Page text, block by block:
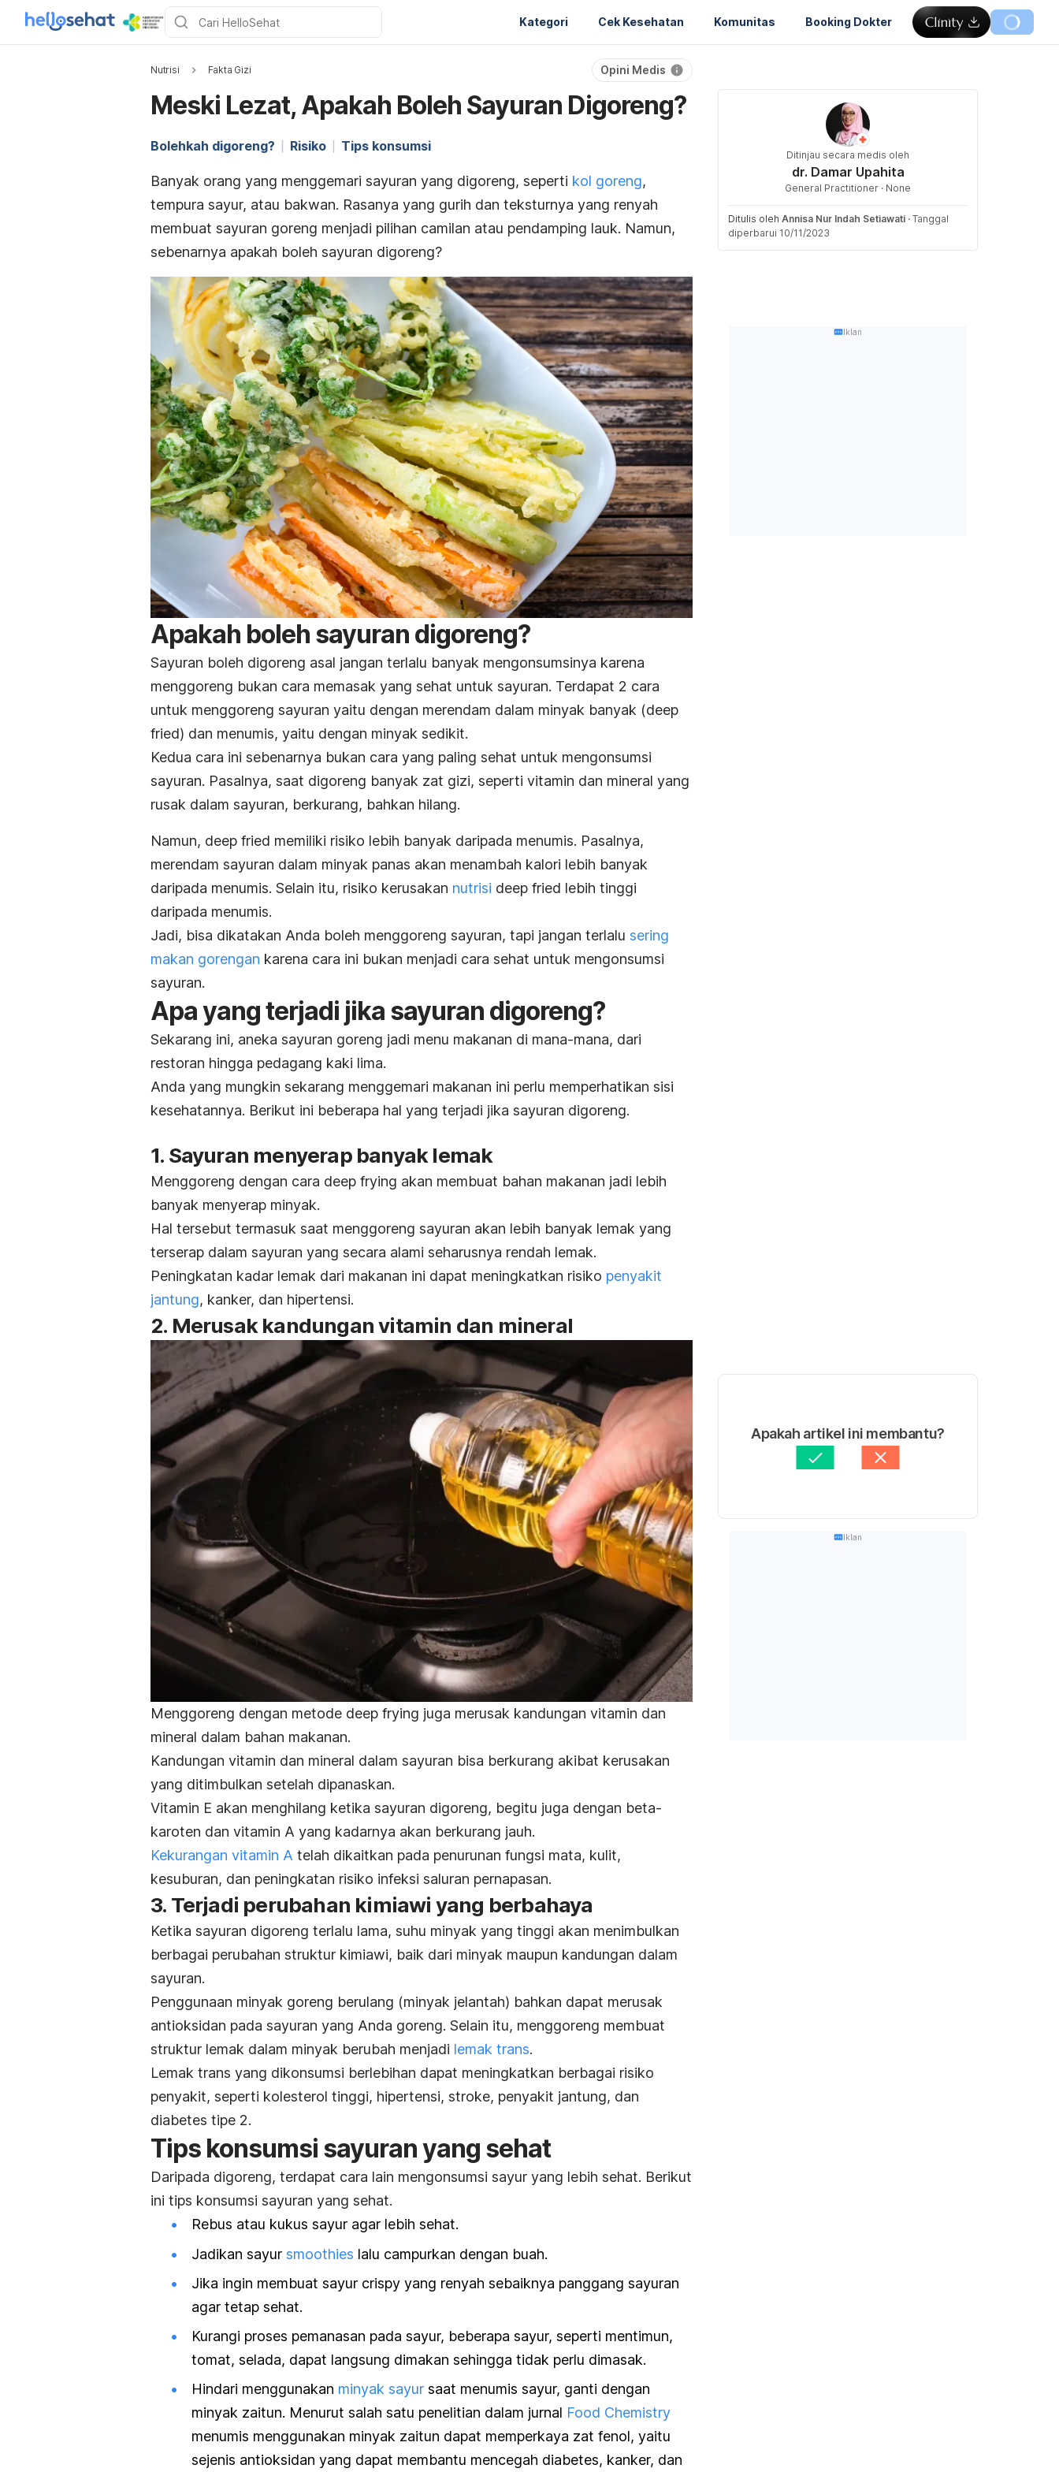
Kategori Cek Kesehatan Komunitas Booking Dokter
Nutrisi Fakta Gizi Opini Medis
Meski Lezat, Apakah Boleh Sayuran Digoreng?
Bolehkah digoreng? Risiko Tips konsumsi
Banyak orang yang menggemari sayuran yang digoreng, seperti kol goreng,
tempura sayur, atau bakwan. Rasanya yang gurih dan teksturnya yang renyah
membuat sayuran goreng menjadi pilihan camilan atau pendamping lauk. Namun,
sebenarnya apakah boleh sayuran digoreng?
Apakah boleh sayuran digoreng?
Sayuran boleh digoreng asal jangan terlalu banyak mengonsumsinya karena
menggoreng bukan cara memasak yang sehat untuk sayuran. Terdapat 2 cara
untuk menggoreng sayuran yaitu dengan merendam dalam minyak banyak (deep
fried) dan menumis, yaitu dengan minyak sedikit.
Kedua cara ini sebenarnya bukan cara yang paling sehat untuk mengonsumsi
sayuran. Pasalnya, saat digoreng banyak zat gizi, seperti vitamin dan mineral yang
rusak dalam sayuran, berkurang, bahkan hilang.
Namun, deep fried memiliki risiko lebih banyak daripada menumis. Pasalnya,
merendam sayuran dalam minyak panas akan menambah kalori lebih banyak
daripada menumis. Selain itu, risiko kerusakan nutrisi deep fried lebih tinggi
daripada menumis.
Jadi, bisa dikatakan Anda boleh menggoreng sayuran, tapi jangan terlalu sering
makan gorengan karena cara ini bukan menjadi cara sehat untuk mengonsumsi
sayuran.
Apa yang terjadi jika sayuran digoreng?
Sekarang ini, aneka sayuran goreng jadi menu makanan di mana-mana, dari
restoran hingga pedagang kaki lima.
Anda yang mungkin sekarang menggemari makanan ini perlu memperhatikan sisi
kesehatannya. Berikut ini beberapa hal yang terjadi jika sayuran digoreng.
1. Sayuran menyerap banyak lemak
Menggoreng dengan cara deep frying akan membuat bahan makanan jadi lebih
banyak menyerap minyak.
Hal tersebut termasuk saat menggoreng sayuran akan lebih banyak lemak yang
terserap dalam sayuran yang secara alami seharusnya rendah lemak.
Peningkatan kadar lemak dari makanan ini dapat meningkatkan risiko penyakit
jantung, kanker, dan hipertensi.
2. Merusak kandungan vitamin dan mineral
Menggoreng dengan metode deep frying juga merusak kandungan vitamin dan
mineral dalam bahan makanan.
Kandungan vitamin dan mineral dalam sayuran bisa berkurang akibat kerusakan
yang ditimbulkan setelah dipanaskan.
Vitamin E akan menghilang ketika sayuran digoreng, begitu juga dengan beta-
karoten dan vitamin A yang kadarnya akan berkurang jauh.
Kekurangan vitamin A telah dikaitkan pada penurunan fungsi mata, kulit,
kesuburan, dan peningkatan risiko infeksi saluran pernapasan.
3. Terjadi perubahan kimiawi yang berbahaya
Ketika sayuran digoreng terlalu lama, suhu minyak yang tinggi akan menimbulkan
berbagai perubahan struktur kimiawi, baik dari minyak maupun kandungan dalam
sayuran.
Penggunaan minyak goreng berulang (minyak jelantah) bahkan dapat merusak
antioksidan pada sayuran yang Anda goreng. Selain itu, menggoreng membuat
struktur lemak dalam minyak berubah menjadi lemak trans.
Lemak trans yang dikonsumsi berlebihan dapat meningkatkan berbagai risiko
penyakit, seperti kolesterol tinggi, hipertensi, stroke, penyakit jantung, dan
diabetes tipe 2.
Tips konsumsi sayuran yang sehat
Daripada digoreng, terdapat cara lain mengonsumsi sayur yang lebih sehat. Berikut
ini tips konsumsi sayuran yang sehat.
Rebus atau kukus sayur agar lebih sehat.
Jadikan sayur smoothies lalu campurkan dengan buah.
Jika ingin membuat sayur crispy yang renyah sebaiknya panggang sayuran
agar tetap sehat.
Kurangi proses pemanasan pada sayur, beberapa sayur, seperti mentimun,
tomat, selada, dapat langsung dimakan sehingga tidak perlu dimasak.
Hindari menggunakan minyak sayur saat menumis sayur, ganti dengan
minyak zaitun. Menurut salah satu penelitian dalam jurnal Food Chemistry
menumis menggunakan minyak zaitun dapat memperkaya zat fenol, yaitu
sejenis antioksidan yang dapat membantu mencegah diabetes, kanker, dan
Ditinjau secara medis oleh
dr. Damar Upahita
General Practitioner · None
Ditulis oleh Annisa Nur Indah Setiawati · Tanggal
diperbarui 10/11/2023
Iklan
Apakah artikel ini membantu?
Iklan